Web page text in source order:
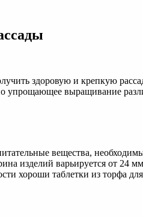
здоровую и крепкую
упрощающее выращивание
вещества,
изделий варьируется от 24
хороши таблетки из торфа